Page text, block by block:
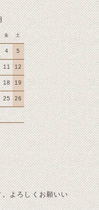
金 土
4 5
11 12
18 19
25 26
よろしくお願いい